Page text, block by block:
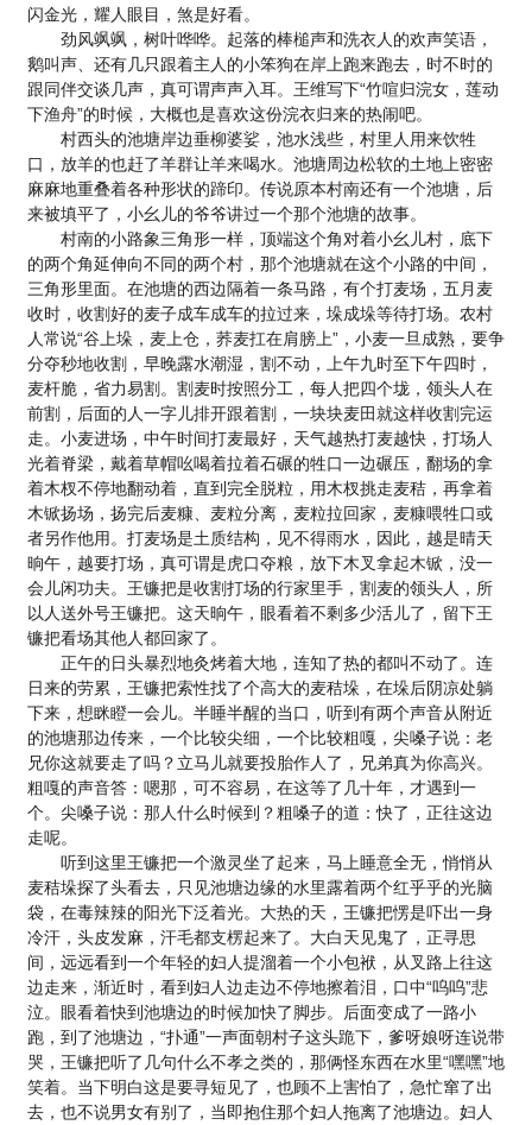
闪金光，耀人眼目，煞是好看。
劲风飒飒，树叶哗哗。起落的棒槌声和洗衣人的欢声笑语，
鹅叫声、还有几只跟着主人的小笨狗在岸上跑来跑去，时不时的
跟同伴交谈几声，真可谓声声入耳。王维写下“竹喧归浣女，莲动
下渔舟”的时候，大概也是喜欢这份浣衣归来的热闹吧。
村西头的池塘岸边垂柳婆娑，池水浅些，村里人用来饮牲
口，放羊的也赶了羊群让羊来喝水。池塘周边松软的土地上密密
麻麻地重叠着各种形状的蹄印。传说原本村南还有一个池塘，后
来被填平了，小幺儿的爷爷讲过一个那个池塘的故事。
村南的小路象三角形一样，顶端这个角对着小幺儿村，底下
的两个角延伸向不同的两个村，那个池塘就在这个小路的中间，
三角形里面。在池塘的西边隔着一条马路，有个打麦场，五月麦
收时，收割好的麦子成车成车的拉过来，垛成垛等待打场。农村
人常说“谷上垛，麦上仓，荞麦扛在肩膀上”，小麦一旦成熟，要争
分夺秒地收割，早晚露水潮湿，割不动，上午九时至下午四时，
麦杆脆，省力易割。割麦时按照分工，每人把四个垅，领头人在
前割，后面的人一字儿排开跟着割，一块块麦田就这样收割完运
走。小麦进场，中午时间打麦最好，天气越热打麦越快，打场人
光着脊梁，戴着草帽吆喝着拉着石碾的牲口一边碾压，翻场的拿
着木杈不停地翻动着，直到完全脱粒，用木杈挑走麦秸，再拿着
木锨扬场，扬完后麦糠、麦粒分离，麦粒拉回家，麦糠喂牲口或
者另作他用。打麦场是土质结构，见不得雨水，因此，越是晴天
晌午，越要打场，真可谓是虎口夺粮，放下木叉拿起木锨，没一
会儿闲功夫。王镰把是收割打场的行家里手，割麦的领头人，所
以人送外号王镰把。这天晌午，眼看着不剩多少活儿了，留下王
镰把看场其他人都回家了。
正午的日头暴烈地灸烤着大地，连知了热的都叫不动了。连
日来的劳累，王镰把索性找了个高大的麦秸垛，在垛后阴凉处躺
下来，想眯瞪一会儿。半睡半醒的当口，听到有两个声音从附近
的池塘那边传来，一个比较尖细，一个比较粗嘎，尖嗓子说：老
兄你这就要走了吗？立马儿就要投胎作人了，兄弟真为你高兴。
粗嘎的声音答：嗯那，可不容易，在这等了几十年，才遇到一
个。尖嗓子说：那人什么时候到？粗嗓子的道：快了，正往这边
走呢。
听到这里王镰把一个激灵坐了起来，马上睡意全无，悄悄从
麦秸垛探了头看去，只见池塘边缘的水里露着两个红乎乎的光脑
袋，在毒辣辣的阳光下泛着光。大热的天，王镰把愣是吓出一身
冷汗，头皮发麻，汗毛都支楞起来了。大白天见鬼了，正寻思
间，远远看到一个年轻的妇人提溜着一个小包袱，从叉路上往这
边走来，渐近时，看到妇人边走边不停地擦着泪，口中“呜呜”悲
泣。眼看着快到池塘边的时候加快了脚步。后面变成了一路小
跑，到了池塘边，“扑通”一声面朝村子这头跪下，爹呀娘呀连说带
哭，王镰把听了几句什么不孝之类的，那俩怪东西在水里“嘿嘿”地
笑着。当下明白这是要寻短见了，也顾不上害怕了，急忙窜了出
去，也不说男女有别了，当即抱住那个妇人拖离了池塘边。妇人